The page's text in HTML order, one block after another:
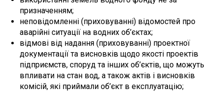
призначенням;
неповідомленні (приховуванні) відомостей про
аварійні ситуації на водних об’єктах;
відмові від надання (приховуванні) проектної
документації та висновків щодо якості проектів
підприємств, споруд та інших об’єктів, що можуть
впливати на стан вод, а також актів і висновків
комісій, які приймали об’єкт в експлуатацію;